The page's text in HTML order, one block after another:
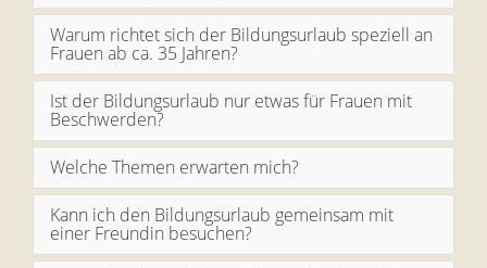
Warum richtet sich der Bildungsurlaub speziell an
Frauen ab ca. 35 Jahren?
Ist der Bildungsurlaub nur etwas für Frauen mit
Beschwerden?
Welche Themen erwarten mich?
Kann ich den Bildungsurlaub gemeinsam mit
einer Freundin besuchen?